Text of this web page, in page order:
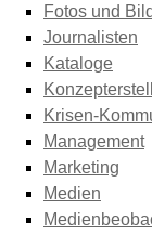
Fotos und
Journalisten
Kataloge
Krisen-
Management
Marketing
Medien